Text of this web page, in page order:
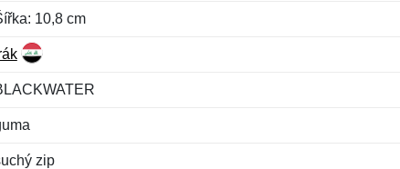
10,8 cm
zip